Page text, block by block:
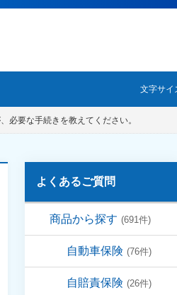
文字サイ
必要な手続きを教えてください。
よくあるご質問
商品から探す (691件)
自動車保険 (76件)
自賠責保険 (26件)